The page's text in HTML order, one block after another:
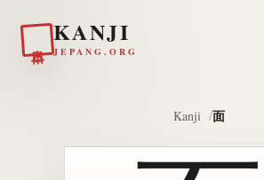
KANJI
JEPANG.ORG
Kanji 面